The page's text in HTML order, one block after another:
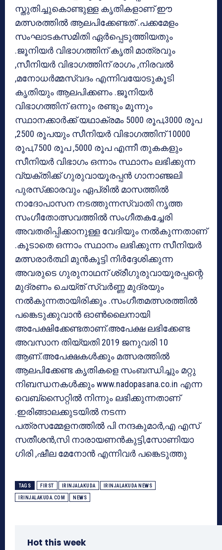
സ്തുതിച്ചുകൊണ്ടുള്ള കൃതികളാണ് ഈ
മത്സരത്തില്‍ ആലപിക്കേണ്ടത് .പക്കമേളം
സംഘാടകസമിതി ഏര്‍പ്പെടുത്തിയതും
.ജൂനിയര്‍ വിഭാഗത്തിന് കൃതി മാത്രവും
,സീനിയര്‍ വിഭാഗത്തിന് രാഗം ,നിരവല്‍
,മനോധര്‍മ്മസ്വദം എന്നിവയോടുകൂടി
കൃതിയും ആലപിക്കണം .ജൂനിയര്‍
വിഭാഗത്തിന് ഒന്നും രണ്ടും മൂന്നും
സ്ഥാനക്കാര്‍ക്ക് യഥാക്രമം 5000 രൂപ,3000 രൂപ
,2500 രൂപയും സീനിയര്‍ വിഭാഗത്തിന് 10000
രൂപ,7500 രൂപ ,5000 രൂപ എന്നീ തുകകളും
സീനിയര്‍ വിഭാഗം ഒന്നാം സ്ഥാനം ലഭിക്കുന്ന
വ്യക്തിക്ക് ഗുരുവായൂരപ്പന്‍ ഗാനാഞ്ജലി
പുരസ്‌ക്കാരവും ഏപ്രില്‍ മാസത്തില്‍
നാദോപാസന നടത്തുന്നസ്വാതി നൃത്ത
സംഗീതോത്സവത്തില്‍ സംഗീതകച്ചേരി
അവതരിപ്പിക്കാനുള്ള വേദിയും നല്‍കുന്നതാണ്
.കൂടാതെ ഒന്നാം സ്ഥാനം ലഭിക്കുന്ന സീനിയര്‍
മത്സരാര്‍ത്ഥി മുന്‍കൂട്ടി നിര്‍ദ്ദേശിക്കുന്ന
അവരുടെ ഗുരുനാഥന് ശ്രീഗുരുവായൂരപ്പന്റെ
മുദ്രണം ചെയ്ത് സ്വര്‍ണ്ണ മുദ്രയും
നല്‍കുന്നതായിരിക്കും .സംഗീതമത്സരത്തില്‍
പങ്കെടുക്കുവാന്‍ ഓണ്‍ലൈനായി
അപേക്ഷിക്കേണ്ടതാണ്.അപേക്ഷ ലഭിക്കേണ്ട
അവസാന തിയ്യതി 2019 ജനുവരി 10
ആണ്.അപേക്ഷകള്‍ക്കും മത്സരത്തില്‍
ആലപിക്കേണ്ട കൃതികളെ സംബന്ധിച്ചും മറ്റു
നിബന്ധനകള്‍ക്കും www.nadopasana.co.in എന്ന
വെബ്‌സൈറ്റില്‍ നിന്നും ലഭിക്കുന്നതാണ്
.ഇരിങ്ങാലക്കുടയില്‍ നടന്ന
പത്രസമ്മേളനത്തില്‍ പി നന്ദകുമാര്‍,എ എസ്
സതീശന്‍,സി നാരായണന്‍കുട്ടി,സോണിയാ
ഗിരി ,ഷീല മേനോന്‍ എന്നിവര്‍ പങ്കെടുത്തു
TAGS FIRST IRINJALAKUDA IRINJALAKUDA NEWS
IRINJALAKUDA.COM NEWS
Hot this week